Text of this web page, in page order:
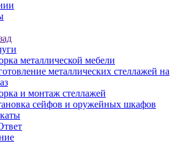
металлической мебели
металлических стеллажей на
и монтаж стеллажей
сейфов и оружейных шкафов